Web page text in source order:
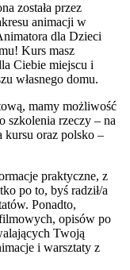
została przez
animacji w
dla Dzieci
Kurs masz
Ciebie miejscu i
własnego domu.
mamy możliwość
szkolenia rzeczy – na
kursu oraz polsko –
praktyczne, z
po to, byś radził/a
Ponadto,
opisów po
Twoją
i warsztaty z